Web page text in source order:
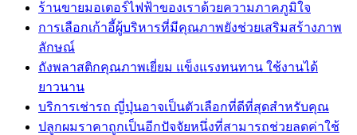
ร้านขายมอเตอร์ไฟฟ้าของเราด้วยความภาคภูมิใจ
การเลือกเก้าอี้ผู้บริหารที่มีคุณภาพยังช่วยเสริมสร้างภาพ
ลักษณ์
ถังพลาสติกคุณภาพเยี่ยม แข็งแรงทนทาน ใช้งานได้
ยาวนาน
บริการเช่ารถ ญี่ปุ่นอาจเป็นตัวเลือกที่ดีที่สุดสำหรับคุณ
ปลูกผมราคาถูกเป็นอีกปัจจัยหนึ่งที่สามารถช่วยลดค่าใช้